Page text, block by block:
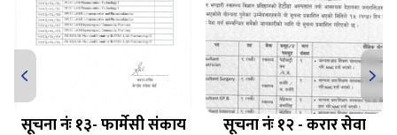
सूचना नंः १३- फार्मेसी संकाय
सूचना नंः १२ - करार सेवा